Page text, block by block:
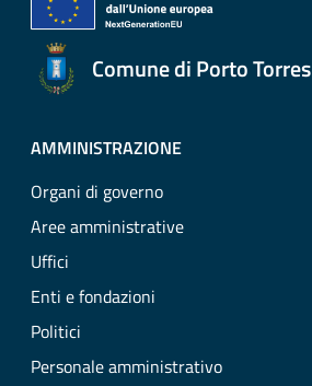
Comune di Porto Torres
AMMINISTRAZIONE
Organi di governo
Aree amministrative
Uffici
Enti e fondazioni
Politici
Personale amministrativo